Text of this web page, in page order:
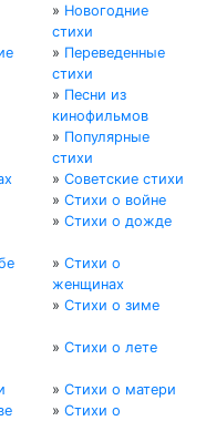
» Новогодние
стихи
» Переведенные
стихи
» Песни из
кинофильмов
» Популярные
стихи
» Советские стихи
» Стихи о войне
» Стихи о дожде
» Стихи о
женщинах
» Стихи о зиме
» Стихи о лете
» Стихи о матери
» Стихи о